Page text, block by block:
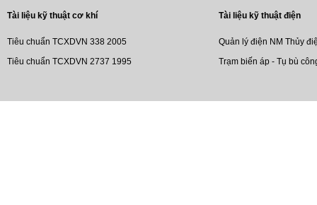
Tài liệu kỹ thuật cơ khí
Tiêu chuẩn TCXDVN 338 2005
Tiêu chuẩn TCXDVN 2737 1995
Tài liệu kỹ thuật điện
Quản lý điện NM Thủy
Trạm biến áp - Tụ bù